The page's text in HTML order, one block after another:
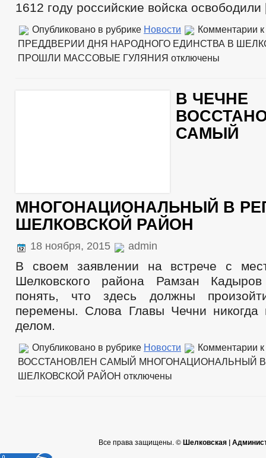
1612 году российские войска
Опубликовано в рубрике Новости Комментарии
ПРЕДДВЕРИИ ДНЯ НАРОДНОГО ЕДИНСТВА В
ПРОШЛИ МАССОВЫЕ ГУЛЯНИЯ отключены
В ЧЕЧНЕ
САМЫЙ
МНОГОНАЦИОНАЛЬНЫЙ В
ШЕЛКОВСКОЙ РАЙОН
18 ноября, 2015 admin
В своем заявлении на встрече с
Шелковского района Рамзан
понять, что здесь должны
перемены. Слова Главы Чечни никогда
делом.
Опубликовано в рубрике Новости Комментарии
ВОССТАНОВЛЕН САМЫЙ МНОГОНАЦИОНАЛЬНЫЙ
ШЕЛКОВСКОЙ РАЙОН отключены
Все права защищены. ©Шелковская |